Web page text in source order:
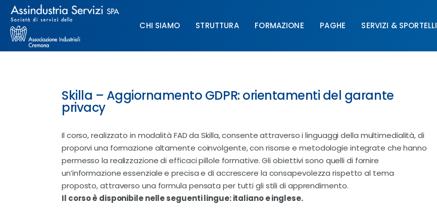
CHI SIAMO STRUTTURA FORMAZIONE PAGHE SERVIZI & SPORTELLI
Chi siamo
Struttura
Servizi & Sportelli
Skilla – Aggiornamento GDPR: orientamenti del garante
privacy
Il corso, realizzato in modalità FAD da Skilla, consente attraverso i linguaggi della multimedialità, di
proporvi una formazione altamente coinvolgente, con risorse e metodologie integrate che hanno
permesso la realizzazione di efficaci pillole formative. Gli obiettivi sono quelli di fornire
un’informazione essenziale e precisa e di accrescere la consapevolezza rispetto al tema
proposto, attraverso una formula pensata per tutti gli stili di apprendimento.
Il corso è disponibile nelle seguenti lingue: italiano e inglese.